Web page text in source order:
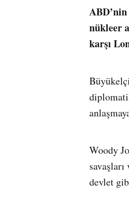
nükleer
karşı
Woody
devlet